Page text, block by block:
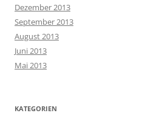
Dezember 2013
September 2013
August 2013
Juni 2013
Mai 2013
KATEGORIEN